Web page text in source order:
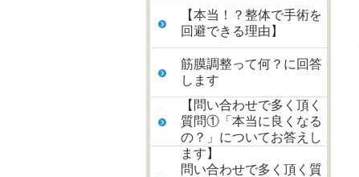
【本当！？整体で手術を
回避できる理由】
筋膜調整って何？に回答
します
【問い合わせで多く頂く
質問①「本当に良くなる
の？」についてお答えし
ます】
問い合わせで多く頂く質